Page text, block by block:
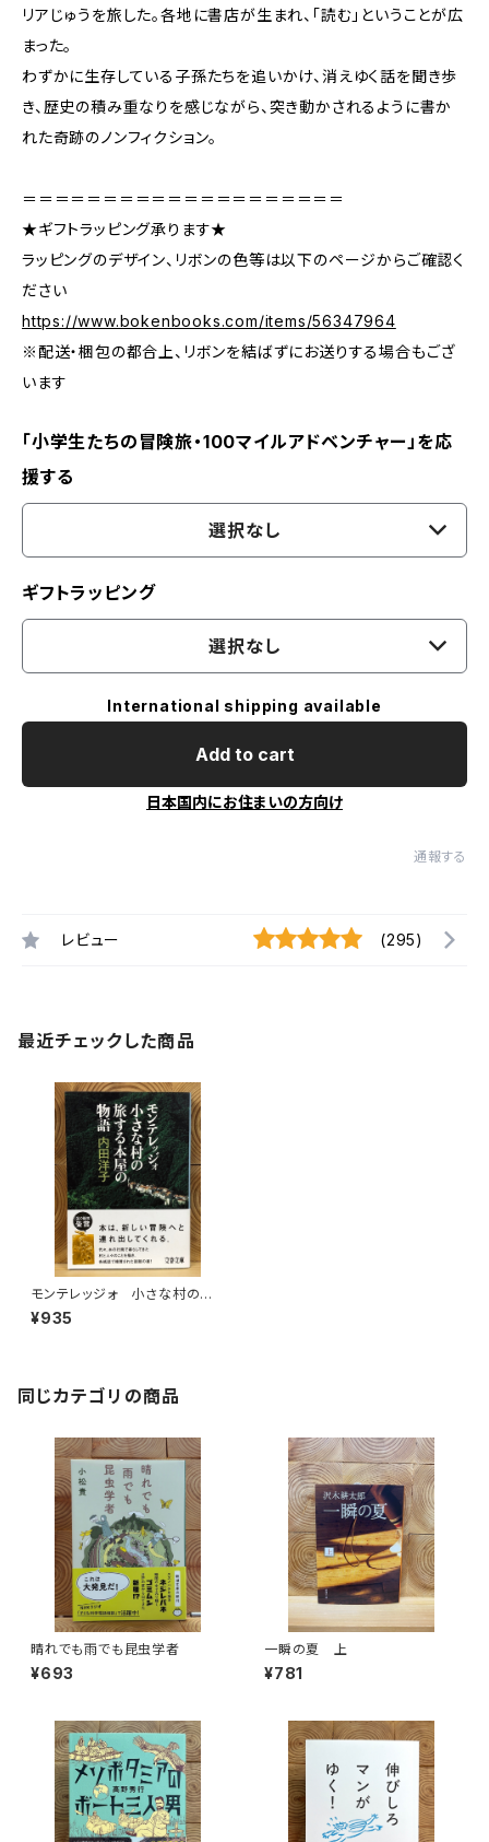
リアじゅうを旅した。各地に書店が生まれ、「読む」ということが広
まった。
わずかに生存している子孫たちを追いかけ、消えゆく話を聞き歩
き、歴史の積み重なりを感じながら、突き動かされるように書か
れた奇跡のノンフィクション。
＝＝＝＝＝＝＝＝＝＝＝＝＝＝＝＝＝＝＝＝
★ギフトラッピング承ります★
ラッピングのデザイン、リボンの色等は以下のページからご確認く
ださい
https://www.bokenbooks.com/items/56347964
※配送・梱包の都合上、リボンを結ばずにお送りする場合もござ
います
「小学生たちの冒険旅・100マイルアドベンチャー」を応
援する
選択なし
ギフトラッピング
選択なし
International shipping available
Add to cart
日本国内にお住まいの方向け
通報する
レビュー (295)
最近チェックした商品
モンテレッジォ 小さな村の旅
する本屋の物語
¥935
同じカテゴリの商品
晴れでも雨でも昆虫学者
¥693
一瞬の夏 上
¥781